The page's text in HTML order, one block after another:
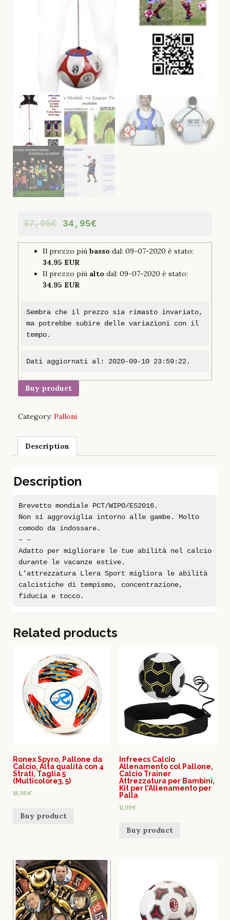
37,95€ 34,95€
Il prezzo più basso dal: 09-07-2020 è stato:
34.95 EUR
Il prezzo più alto dal: 09-07-2020 è stato:
34.95 EUR
Sembra che il prezzo sia rimasto invariato,
ma potrebbe subire delle variazioni con il
tempo.
Dati aggiornati al: 2020-09-10 23:59:22.
Buy product
Category: Palloni
Description
Description
Brevetto mondiale PCT/WIPO/ES2016.
Non si aggroviglia intorno alle gambe. Molto
comodo da indossare.
– –
Adatto per migliorare le tue abilità nel calcio
durante le vacanze estive.
L’attrezzatura Llera Sport migliora le abilità
calcistiche di tempismo, concentrazione,
fiducia e tocco.
Related products
Ronex Spyro, Pallone da
Calcio, Alta qualità con 4
Strati, Taglia 5
(Multicolore3, 5)
18,95€
Buy product
Infreecs Calcio
Allenamento col Pallone,
Calcio Trainer
Attrezzatura per Bambini,
Kit per l’Allenamento per
Palla
11,99€
Buy product